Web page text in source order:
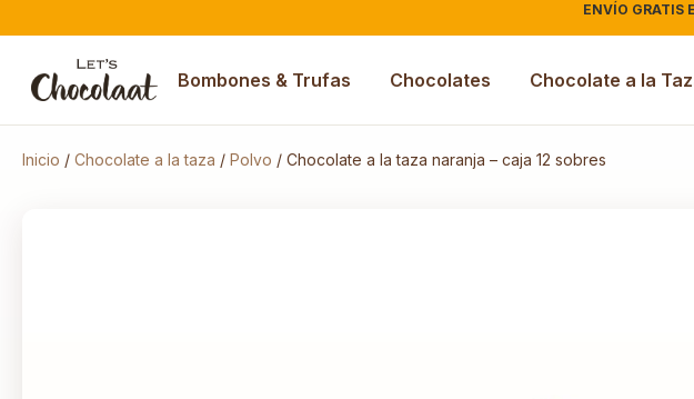
ENVÍO GRATIS
Bombones & Trufas Chocolates Chocolate a la
Inicio / Chocolate a la taza / Polvo / Chocolate a la taza naranja – caja 12 sobres